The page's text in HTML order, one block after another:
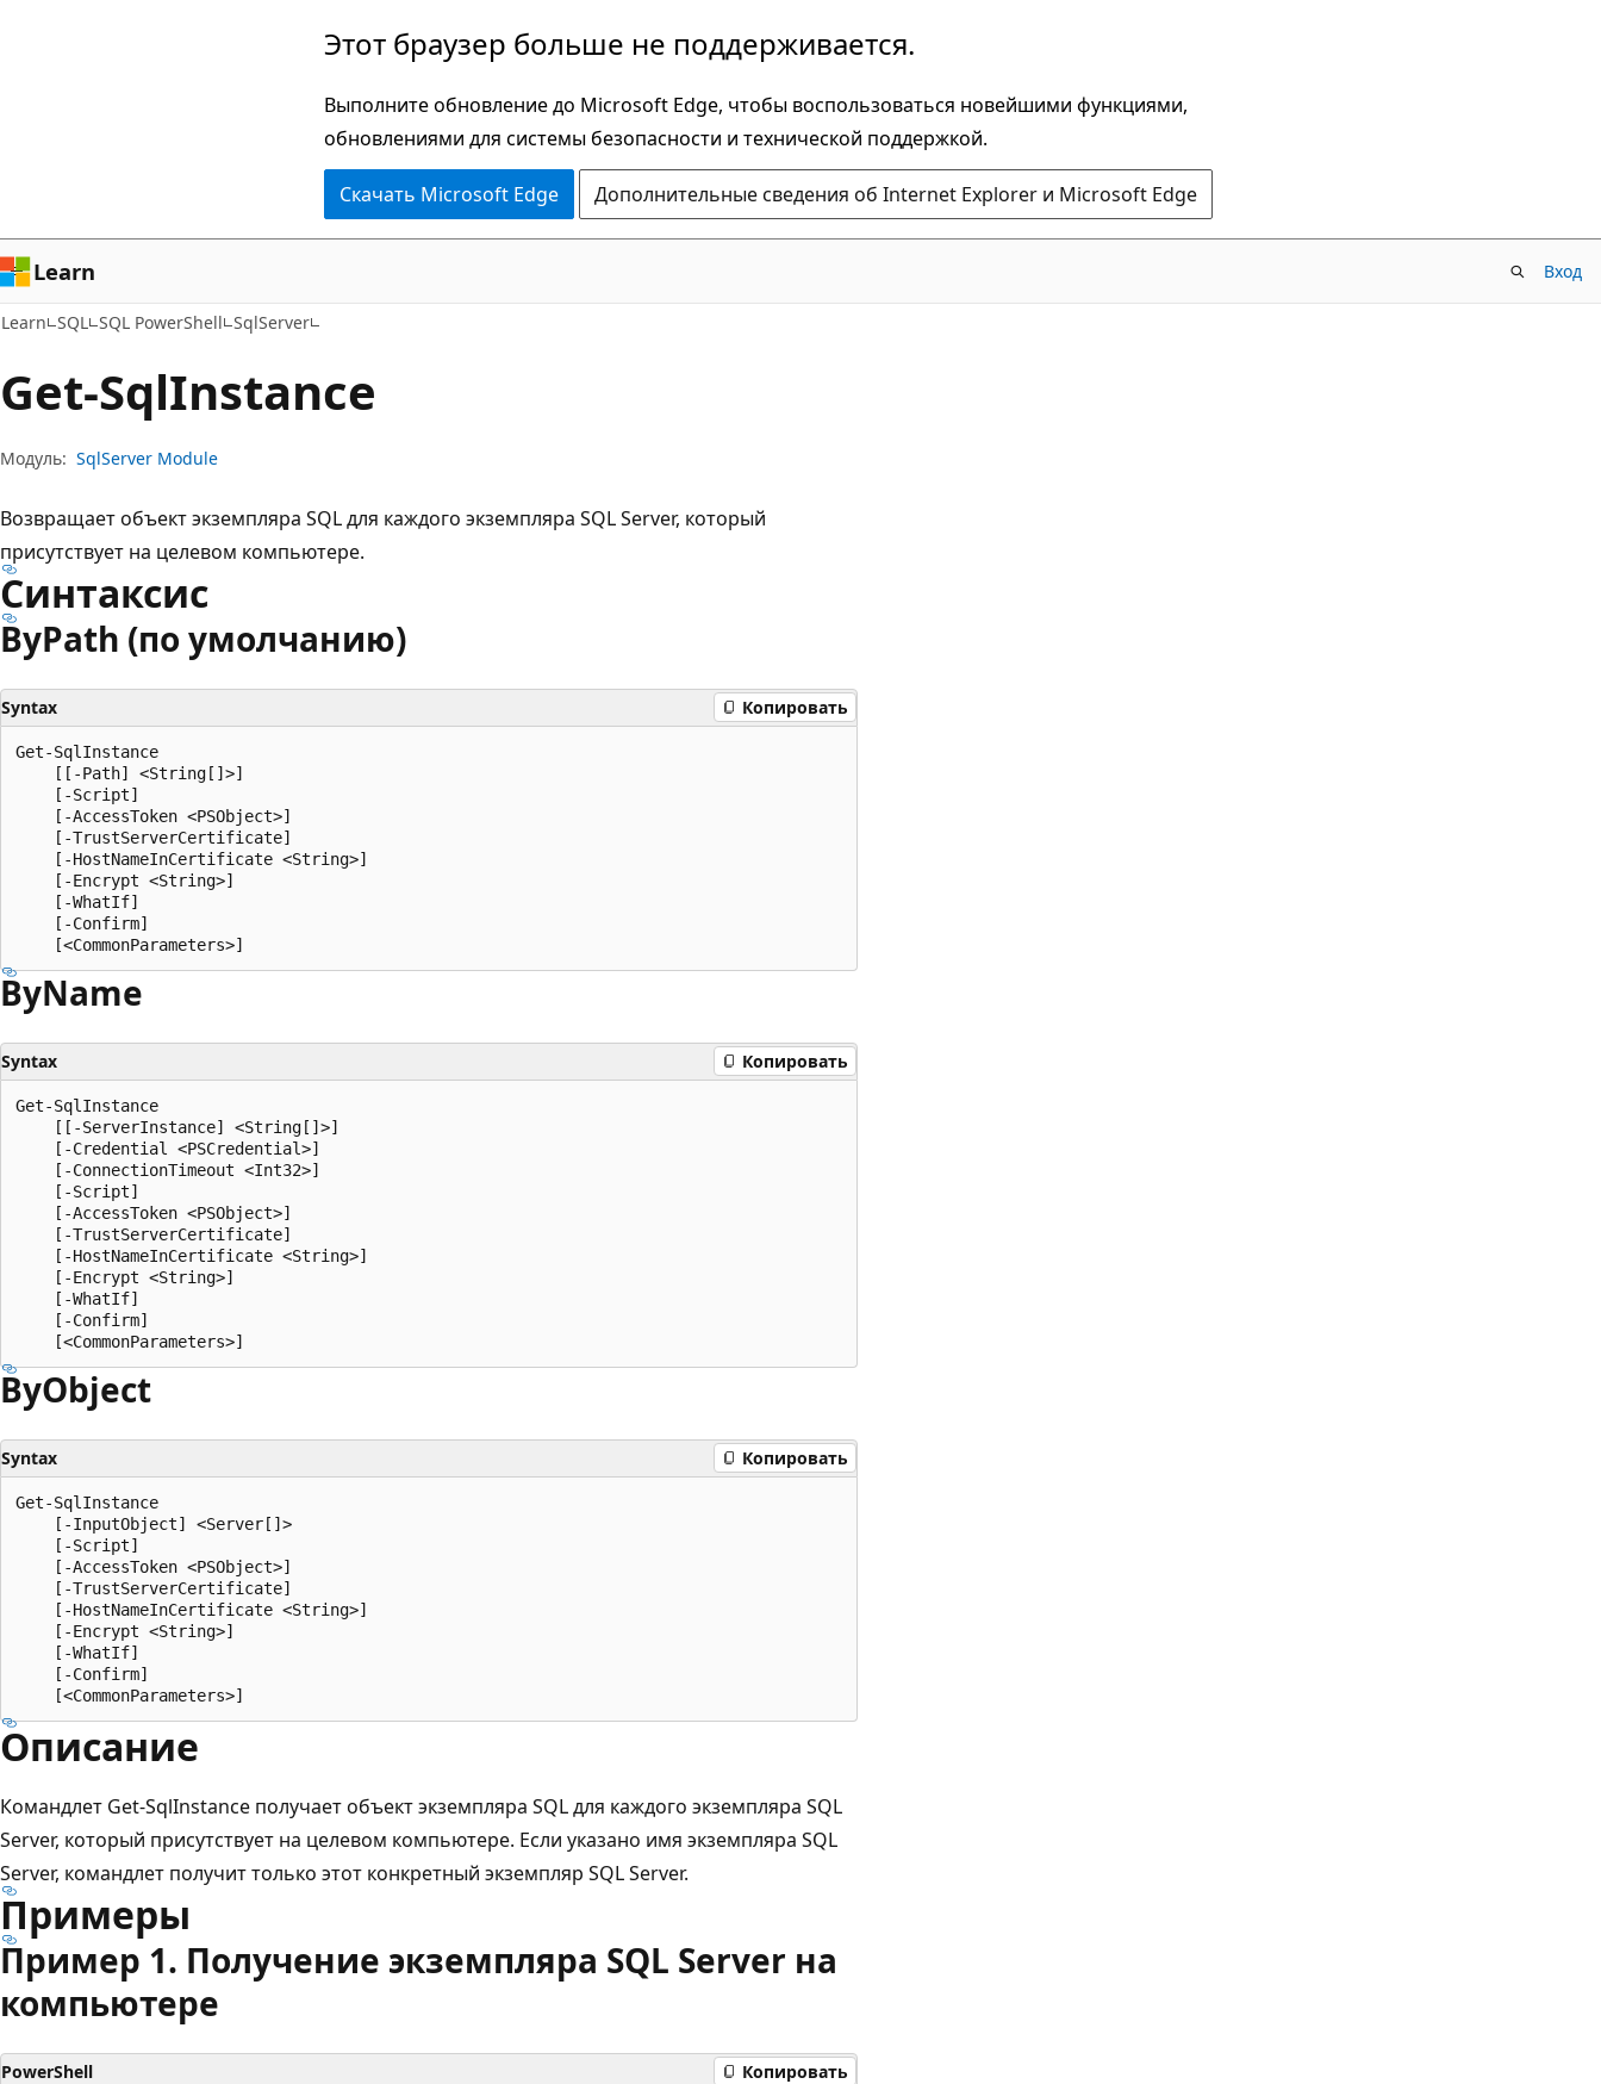
Этот браузер больше не поддерживается.
Выполните обновление до Microsoft Edge, чтобы воспользоваться новейшими функциями,
обновлениями для системы безопасности и технической поддержкой.
Скачать Microsoft Edge Дополнительные сведения об Internet Explorer и Microsoft Edge
Learn Вход
Learn SQL SQL PowerShell SqlServer
Get-SqlInstance
Модуль: SqlServer Module
Возвращает объект экземпляра SQL для каждого экземпляра SQL Server, который
присутствует на целевом компьютере.
Синтаксис
ByPath (по умолчанию)
Syntax Копировать
Get-SqlInstance
    [[-Path] <String[]>]
    [-Script]
    [-AccessToken <PSObject>]
    [-TrustServerCertificate]
    [-HostNameInCertificate <String>]
    [-Encrypt <String>]
    [-WhatIf]
    [-Confirm]
ByName
Syntax Копировать
Get-SqlInstance
    [[-ServerInstance] <String[]>]
    [-Credential <PSCredential>]
    [-ConnectionTimeout <Int32>]
    [-Script]
    [-AccessToken <PSObject>]
    [-TrustServerCertificate]
    [-HostNameInCertificate <String>]
    [-Encrypt <String>]
    [-WhatIf]
    [-Confirm]
ByObject
Syntax Копировать
Get-SqlInstance
    [-InputObject] <Server[]>
    [-Script]
    [-AccessToken <PSObject>]
    [-TrustServerCertificate]
    [-HostNameInCertificate <String>]
    [-Encrypt <String>]
    [-WhatIf]
    [-Confirm]
Описание
Командлет Get-SqlInstance получает объект экземпляра SQL для каждого экземпляра SQL
Server, который присутствует на целевом компьютере. Если указано имя экземпляра SQL
Server, командлет получит только этот конкретный экземпляр SQL Server.
Примеры
Пример 1. Получение экземпляра SQL Server на
компьютере
PowerShell Копировать